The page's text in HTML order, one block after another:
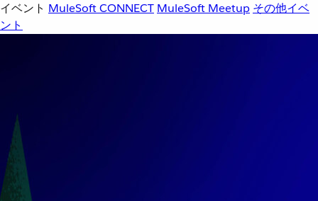
イベント MuleSoft CONNECT MuleSoft Meetup その他イベ
ント